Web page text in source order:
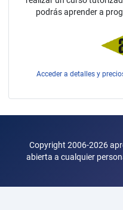
podrás aprender a
Acceder a detalles y
Copyright 2006-2026
abierta a cualquier